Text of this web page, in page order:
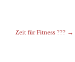
Zeit für Fitness ??? →